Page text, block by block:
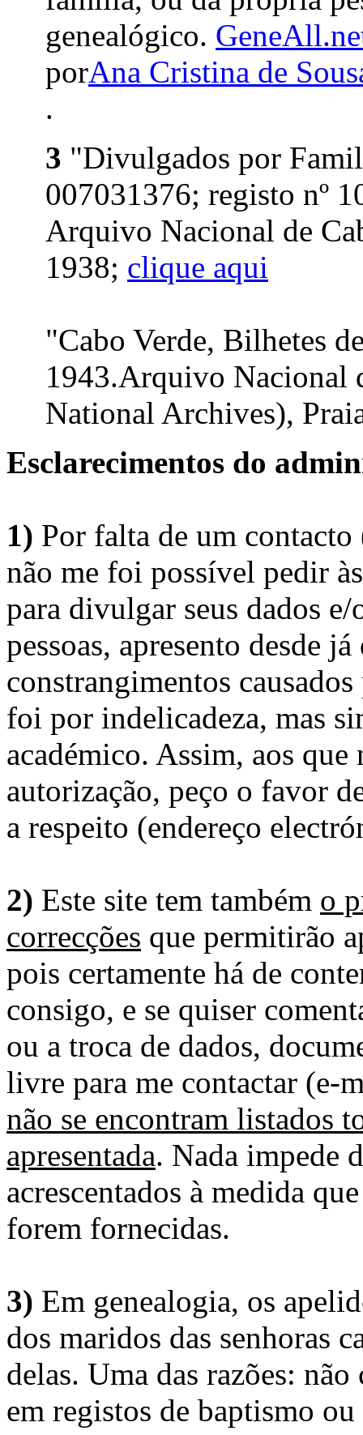
genealógico.
porAna Cristina de
.
3 "Divulgados por
007031376; registo nº
Arquivo Nacional de
1938; clique aqui
"Cabo Verde, Bilhetes
1943.Arquivo Nacional
National Archives),
Esclarecimentos do
1) Por falta de um
não me foi possível pedir
para divulgar seus dados
pessoas, apresento desde
constrangimentos
foi por indelicadeza, mas
académico. Assim, aos
autorização, peço o favor
a respeito (endereço
2) Este site tem também o
correcções que permitirão
pois certamente há de
consigo, e se quiser
ou a troca de dados,
livre para me contactar (e-
não se encontram listados
apresentada. Nada impede
acrescentados à medida
forem fornecidas.
3) Em genealogia, os
dos maridos das senhoras
delas. Uma das razões:
em registos de baptismo